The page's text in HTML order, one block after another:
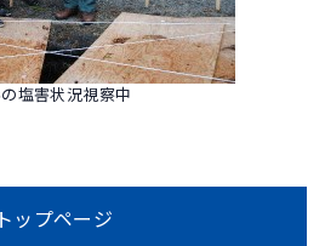
塩害状況視察中
トップページ